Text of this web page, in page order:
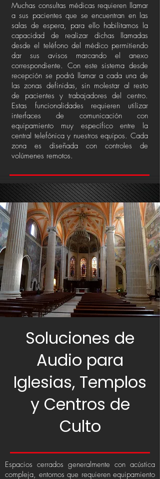
Muchas consultas médicas requieren llamar
a sus pacientes que se encuentran en las
salas de espera, para ello habilitamos la
capacidad de realizar dichas llamadas
desde el teléfono del médico permitiendo
dar sus avisos marcando el anexo
correspondiente. Con este sistema desde
recepción se podrá llamar a cada una de
las zonas definidas, sin molestar al resto
de pacientes y trabajadores del centro.
Estas funcionalidades requieren utilizar
interfaces de comunicación con
equipamiento muy específico entre la
central telefónica y nuestros equipos. Cada
zona es diseñada con controles de
volúmenes remotos.
Soluciones de
Audio para
Iglesias, Templos
y Centros de
Culto
Espacios cerrados generalmente con acústica
compleja, entornos que requieren equipamiento